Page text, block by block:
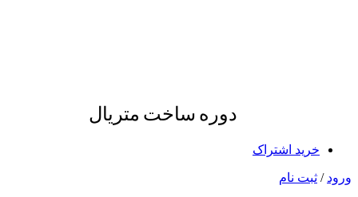
دوره ساخت متریال
خرید اشتراک
ورود / ثبت نام